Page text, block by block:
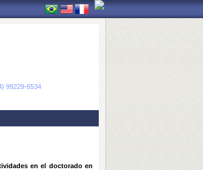
99229-6534
en el doctorado en